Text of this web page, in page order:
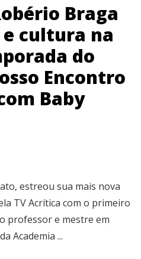
Braga
cultura na
do
Encontro
Baby
estreou sua mais nova
TV Acrítica com o primeiro
professor e mestre em
Academia ...